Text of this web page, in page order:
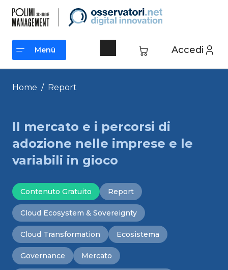
contenuto
Accedi
Menù
Menù
Home / Report
Il mercato e i percorsi di
adozione nelle imprese e le
variabili in gioco
Contenuto Gratuito Report
Cloud Ecosystem & Sovereignty
Cloud Transformation Ecosistema
Governance Mercato